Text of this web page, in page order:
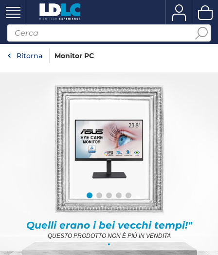
Ritorna Monitor PC
Quelli erano i bei vecchi tempi!"
QUESTO PRODOTTO NON È PIÙ IN VENDITA
.